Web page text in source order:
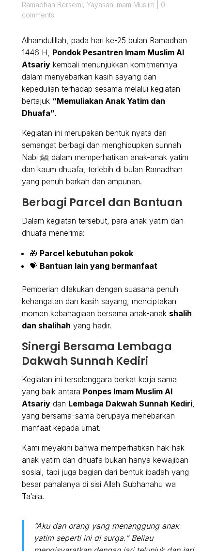
Ramadhan Bersemi, Yayasan Imam Muslim
0
comments
Alhamdulillah, pada hari ke-25 bulan Ramadhan
1446 H, Pondok Pesantren Imam Muslim Al
Atsariykembali menunjukkan komitmennya
dalam menyebarkan kasih sayang dan
kepedulian terhadap sesama melalui kegiatan
bertajuk “Memuliakan Anak Yatim dan
Dhuafa”.
Kegiatan ini merupakan bentuk nyata dari
semangat berbagi dan menghidupkan sunnah
Nabi ﷺ dalam memperhatikan anak-anak yatim
dan kaum dhuafa, terlebih di bulan Ramadhan
yang penuh berkah dan ampunan.
Berbagi Parcel dan Bantuan
Dalam kegiatan tersebut, para anak yatim dan
dhuafa menerima:
🎁 Parcel kebutuhan pokok
💝 Bantuan lain yang bermanfaat
Pemberian dilakukan dengan suasana penuh
kehangatan dan kasih sayang, menciptakan
momen kebahagiaan bersama anak-anak shalih
dan shalihah yang hadir.
Sinergi Bersama Lembaga
Dakwah Sunnah Kediri
Kegiatan ini terselenggara berkat kerja sama
yang baik antara Ponpes Imam Muslim Al
Atsariydan Lembaga Dakwah Sunnah Kediri,
yang bersama-sama berupaya menebarkan
manfaat kepada umat.
Kami meyakini bahwa memperhatikan hak-hak
anak yatim dan dhuafa bukan hanya kewajiban
sosial, tapi juga bagian dari bentuk ibadah yang
besar pahalanya di sisi Allah Subhanahu wa
Ta’ala.
“Aku dan orang yang menanggung anak
yatim seperti ini di surga.” Beliau